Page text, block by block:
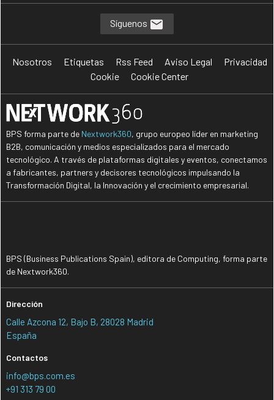
Síguenos
Nosotros Etiquetas Rss Feed Aviso Legal
Privacidad
Cookie
Cookie Center
BPS forma parte de Nextwork360, grupo europeo líder en marketing
B2B, comunicación y medios especializados para el mercado
tecnológico. A través de plataformas digitales y eventos, conectamos
a fabricantes, partners y decisores tecnológicos impulsando la
Transformación Digital, la Innovación y el crecimiento empresarial.
BPS (Business Publications Spain), editora de Computing, forma parte
de Nextwork360.
Dirección
Calle Azcona 12, Bajo B, 28028 Madrid
España
Contactos
info@bps.com.es
+91 313 79 00